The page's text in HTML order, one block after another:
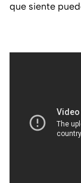
que siente